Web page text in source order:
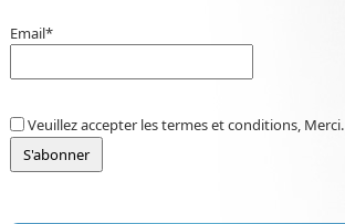
Email*
Veuillez accepter les termes et conditions, Merci.